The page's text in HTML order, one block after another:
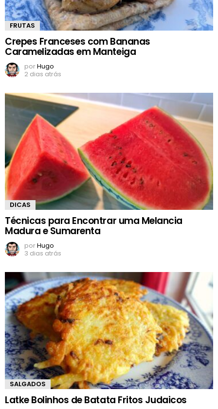
FRUTAS
Crepes Franceses com Bananas
Caramelizadas em Manteiga
porHugo
2 dias atrás
DICAS
Técnicas para Encontrar uma Melancia
Madura e Sumarenta
porHugo
3 dias atrás
SALGADOS
Latke Bolinhos de Batata Fritos Judaicos